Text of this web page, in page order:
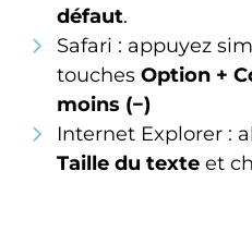
défaut.
Safari : appuyez
touches Option +
moins (−)
Internet Explorer :
Taille du texte et